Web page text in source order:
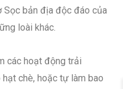
Sọc bản địa độc đáo của
loài khác.
các hoạt động trải
chè, hoặc tự làm bao